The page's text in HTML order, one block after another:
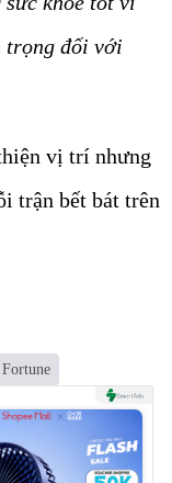
trọng đối với
vị trí nhưng
trận bết bát trên